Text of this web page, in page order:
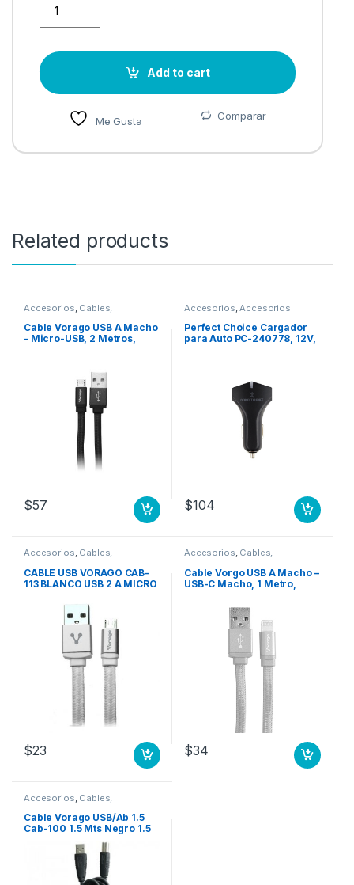
Add to cart
Me Gusta Comparar
Related products
Accesorios Cables,
Conectores y Adaptadores
Cable Vorago USB A Macho
– Micro-USB, 2 Metros,
$57
Accesorios Accesorios
Telefónicos
Perfect Choice Cargador
para Auto PC-240778, 12V,
$104
Accesorios, Cables,
CABLE USB VORAGO CAB-
113 BLANCO USB 2 A MICRO
$23
Accesorios, Cables,
Cable Vorgo USB A Macho –
USB-C Macho, 1 Metro,
LIGHTNING 1 METRO
$34
Accesorios Cables,
Conectores y Adaptadores
Cable Vorago USB/Ab 1.5
Cab-100 1.5 Mts Negro 1.5